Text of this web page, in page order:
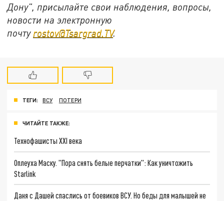
Дону", присылайте свои наблюдения, вопросы,
новости на электронную
почту rostov@Tsargrad.ТV.
ТЕГИ: ВСУ ПОТЕРИ
ЧИТАЙТЕ ТАКЖЕ:
Технофашисты XXI века
Оплеуха Маску. "Пора снять белые перчатки": Как уничтожить
Starlink
Даня с Дашей спаслись от боевиков ВСУ. Но беды для малышей не